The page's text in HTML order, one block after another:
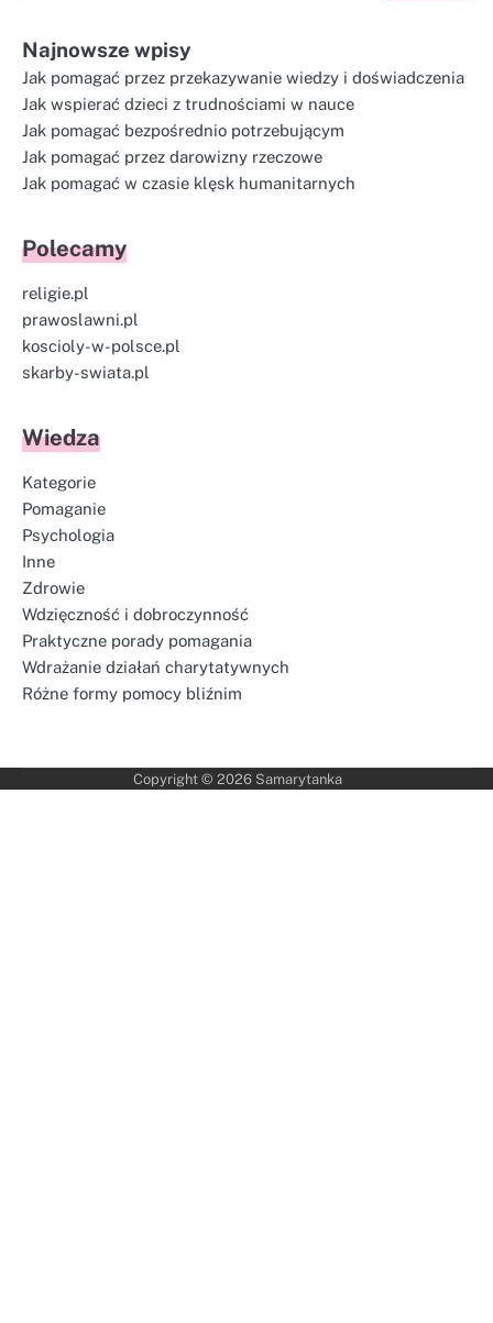
Najnowsze wpisy
Jak pomagać przez przekazywanie wiedzy i doświadczenia
Jak wspierać dzieci z trudnościami w nauce
Jak pomagać bezpośrednio potrzebującym
Jak pomagać przez darowizny rzeczowe
Jak pomagać w czasie klęsk humanitarnych
Polecamy
religie.pl
prawoslawni.pl
koscioly-w-polsce.pl
skarby-swiata.pl
Wiedza
Kategorie
Pomaganie
Psychologia
Inne
Zdrowie
Wdzięczność i dobroczynność
Praktyczne porady pomagania
Wdrażanie działań charytatywnych
Różne formy pomocy bliźnim
Copyright © 2026 Samarytanka